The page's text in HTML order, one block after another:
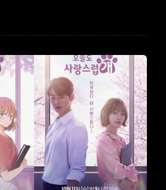
愛以外，許多被認為是禁忌的戀愛題材
的敏感神經的大膽題材。 2023上架的台灣校園愛情影集《第９節
女主角分別由許瑋甯、陳昊森擔綱演出。
(許瑋甯 飾)進入南一高中教書，被愛惹事
)給盯上，雖然開始頻頻刁難，但不對盤
，發展出一段禁忌的浪漫戀情。之所以成
異之外，另一個原因不外乎是師生間不對
守且有著各種勢力交錯的台灣環境中，更
想不到的衝突事件。